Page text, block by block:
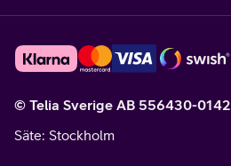
© Telia Sverige AB 556430-0142
Säte: Stockholm